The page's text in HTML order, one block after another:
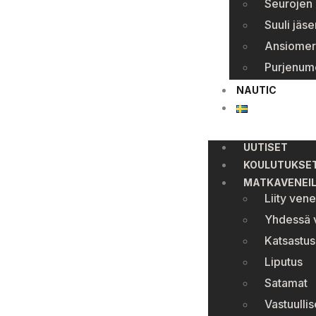
Seurojen
Suuli
NAUTIC
UUTISET
Liity
Yhdessä
Katsastus
Liputus
Satamat